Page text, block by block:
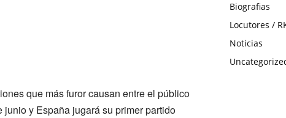
8288/stream"
que más furor causan entre el público
y España jugará su primer partido
Biografias
Locutores /
Noticias